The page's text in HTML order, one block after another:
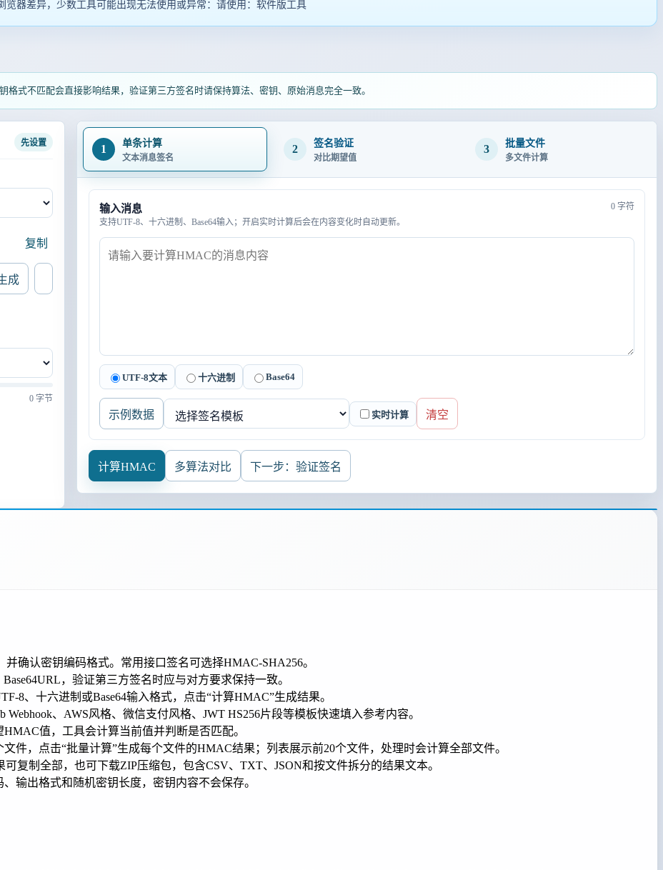
览器差异，少数工具可能出现无法使用或异常：请使用：软件版工具
式不匹配会直接影响结果，验证第三方签名时请保持算法、密钥、原始消息完全一致。
先设置
复制
成
0 字节
1 单条计算
文本消息签名
2 签名验证
对比期望值
3 批量文件
多文件计算
输入消息
支持UTF-8、十六进制、Base64输入；开启实时计算后会在内容变化时自动更新。
0 字符
UTF-8文本 十六进制 Base64
示例数据 实时计算 清空
计算HMAC 多算法对比 下一步：验证签名
确认密钥编码格式。常用接口签名可选择HMAC-SHA256。
，验证第三方签名时应与对方要求保持一致。
8、十六进制或Base64输入格式，点击“计算HMAC”生成结果。
、AWS风格、微信支付风格、JWT HS256片段等模板快速填入参考内容。
值，工具会计算当前值并判断是否匹配。
件，点击“批量计算”生成每个文件的HMAC结果；列表展示前20个文件，处理时会计算全部文件。
复制全部，也可下载ZIP压缩包，包含CSV、TXT、JSON和按文件拆分的结果文本。
输出格式和随机密钥长度，密钥内容不会保存。